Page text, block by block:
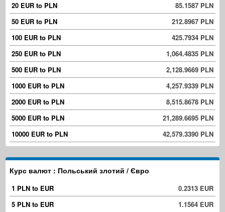
20 EUR to PLN
85.1587 PLN
50 EUR to PLN
212.8967 PLN
100 EUR to PLN
425.7934 PLN
250 EUR to PLN
1,064.4835 PLN
500 EUR to PLN
2,128.9669 PLN
1000 EUR to PLN
4,257.9339 PLN
2000 EUR to PLN
8,515.8678 PLN
5000 EUR to PLN
21,289.6695 PLN
10000 EUR to PLN
42,579.3390 PLN
Курс валют : Польський злотий / Євро
1 PLN to EUR
0.2313 EUR
5 PLN to EUR
1.1564 EUR